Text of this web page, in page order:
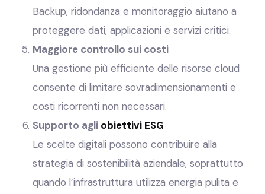
Backup, ridondanza e monitoraggio aiutano a
proteggere dati, applicazioni e servizi critici.
Maggiore controllo sui costi
Una gestione più efficiente delle risorse cloud
consente di limitare sovradimensionamenti e
costi ricorrenti non necessari.
Supporto agli obiettivi ESG
Le scelte digitali possono contribuire alla
strategia di sostenibilità aziendale, soprattutto
quando l’infrastruttura utilizza energia pulita e